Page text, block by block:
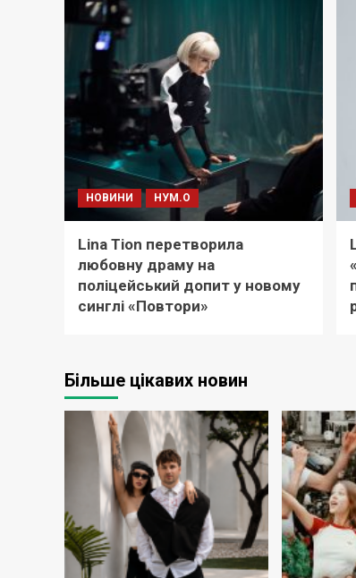
НОВИНИ НУМ.О
Lina Tion перетворила
любовну драму на
поліцейський допит у новому
синглі «Повтори»
Більше цікавих новин